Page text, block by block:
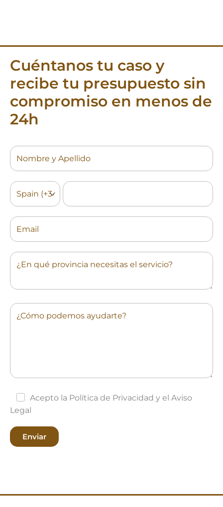
Cuéntanos tu caso y
recibe tu presupuesto sin
compromiso en menos de
24h
Acepto la Política de Privacidad y el Aviso
Legal
Enviar